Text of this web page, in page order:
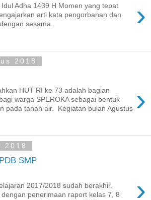
›
Idul Adha 1439 H Momen yang tepat
arti kata pengorbanan dan
sesama.
2018
›
HUT RI ke 73 adalah bagian
warga SPEROKA sebagai bentuk
pada tanah air. Kegiatan bulan Agustus
2018
SMP
›
2017/2018 sudah berakhir.
dengan penerimaan raport kelas 7, 8